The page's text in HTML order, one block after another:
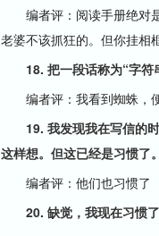
编者评：阅读手册绝对是
老婆不该抓狂的。但你挂相
18. 把一段话称为“字符
编者评：我看到蜘蛛，便
19. 我发现我在写信的时
这样想。但这已经是习惯了。
编者评：他们也习惯了
20. 缺觉，我现在习惯了